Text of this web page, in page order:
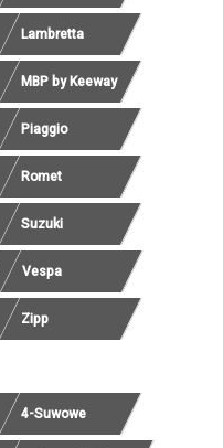
Lambretta
MBP by Keeway
Piaggio
Romet
Suzuki
Vespa
Zipp
4-Suwowe